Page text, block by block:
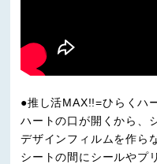
●推し活MAX!!=ひらくハ
ハートの口が開くから、
デザインフィルムを作ら
シートの間にシールやプ